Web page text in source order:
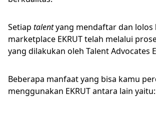
Setiap talentyang mendaftar dan lolos
marketplace EKRUT telah melalui
yang dilakukan oleh Talent Advocates
Beberapa manfaat yang bisa kamu
menggunakan EKRUT antara lain yaitu: